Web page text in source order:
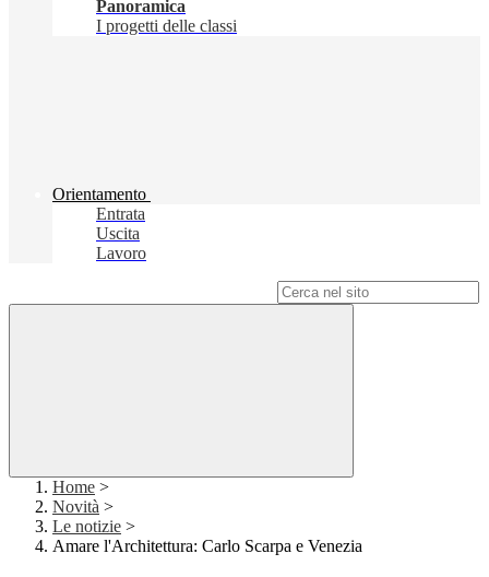
Panoramica
I progetti delle classi
Orientamento
Entrata
Uscita
Lavoro
Home >
Novità >
Le notizie >
Amare l'Architettura: Carlo Scarpa e Venezia